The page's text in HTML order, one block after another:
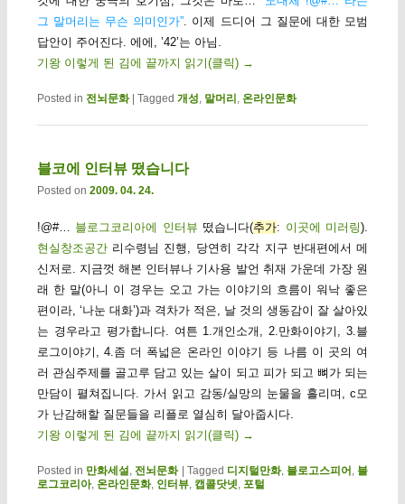
그 말머리는 무슨 의미인가”. 이제 드디어 그 질문에 대한 모범
답안이 주어진다. 에에, ’42’는 아님.
기왕 이렇게 된 김에 끝까지 읽기(클릭) →
Posted in 전뇌문화 Tagged 개성, 말머리 , 온라인문화
블코에 인터뷰 떴습니다
Posted on 2009. 04. 24.
!@#… 블로그코리아에 인터뷰 떴습니다(추가: 이곳에 미러링).
현실창조공간리수령님 진행, 당연히 각각 지구 반대편에서 메
신저로. 지금껏 해본 인터뷰나 기사용 발언 취재 가운데 가장 원
래 한 말(아니 이 경우는 오고 가는 이야기의 흐름이 워낙 좋은
편이라, ‘나눈 대화’)과 격차가 적은, 날 것의 생동감이 잘 살아있
는 경우라고 평가합니다. 여튼 1.개인소개, 2.만화이야기, 3.블
로그이야기, 4.좀 더 폭넓은 온라인 이야기 등 나름 이 곳의 여
러 관심주제를 골고루 담고 있는 살이 되고 피가 되고 뼈가 되는
만담이 펼쳐집니다. 가서 읽고 감동/실망의 눈물을 흘리며, c모
가 난감해할 질문들을 리플로 열심히 달아줍시다.
기왕 이렇게 된 김에 끝까지 읽기(클릭) →
Posted in 만화세설, 전뇌문화 Tagged 디지털만화, 블로고스피어 , 블
로그코리아, 온라인문화, 인터뷰, 캡콜닷넷, 포털